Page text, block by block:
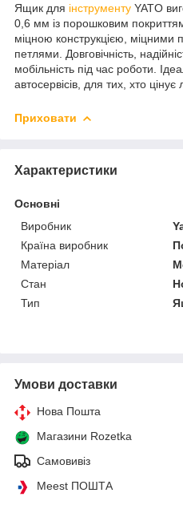
Ящик для інструменту YATO
0,6 мм із порошковим
міцною конструкцією, міцними
петлями. Довговічність,
мобільність під час роботи.
автосервісів, для тих, хто цінує
Приховати
Характеристики
Основні
Виробник
Країна виробник
Матеріал
Стан
Тип
Умови доставки
Нова Пошта
Магазини Rozetka
Самовивіз
Meest ПОШТА